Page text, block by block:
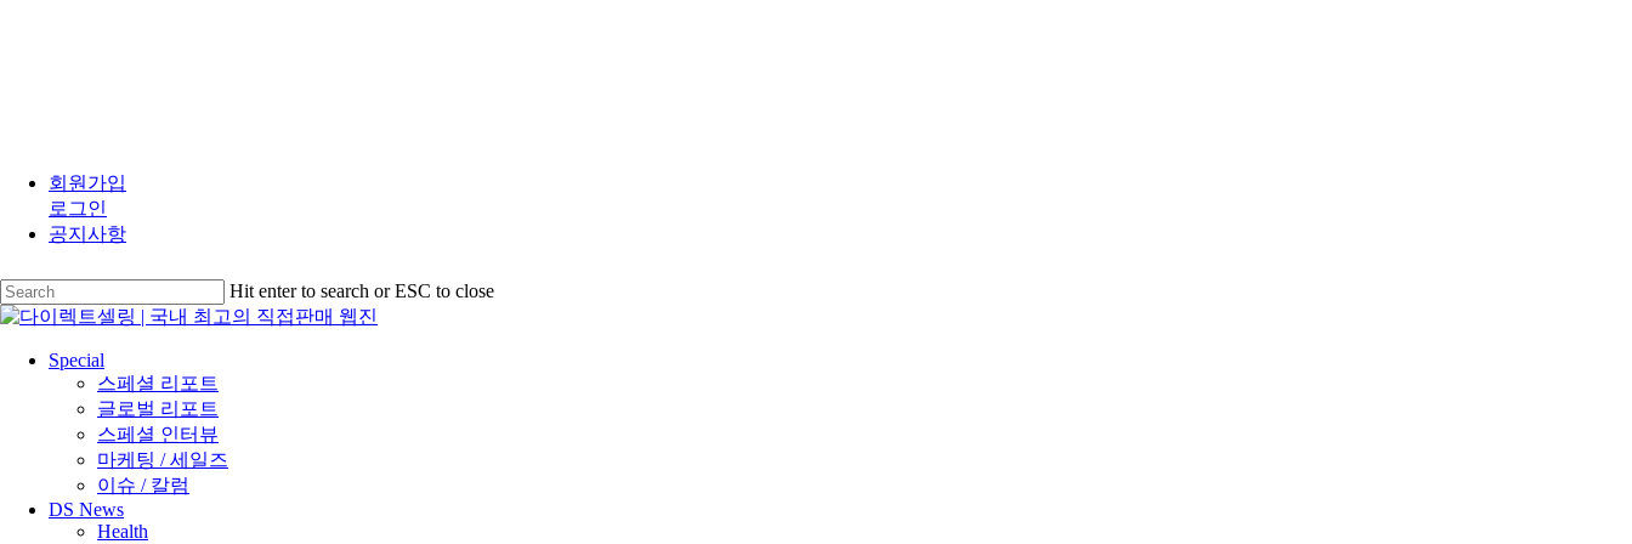
main
content
회원가입
로그인
공지사항
Hit enter to search or ESC to close
Close
search
Menu
Special
스페셜 리포트
글로벌 리포트
스페셜 인터뷰
마케팅 / 세일즈
이슈 / 칼럼
DS News
Health